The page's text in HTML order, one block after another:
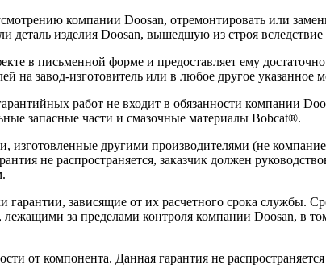
компании Doosan, отремонтировать или
изделия Doosan, вышедшую из строя
в письменной форме и предоставляет ему
на завод-изготовитель или в любое другое указанное
работ не входит в обязанности компании
запасные части и смазочные материалы Bobcat®.
изготовленные другими производителями (не
не распространяется, заказчик должен
зависящие от их расчетного срока службы.
за пределами контроля компании Doosan, в
от компонента. Данная гарантия не